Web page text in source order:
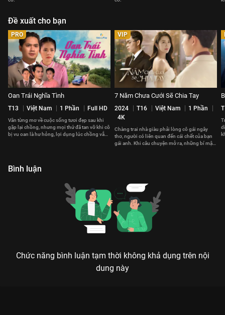
Đề xuất cho bạn
PRO
Oan Trái Nghĩa Tình
T13 Việt Nam 1 Phần Full HD
Vân từng mơ về cuộc sống tươi đẹp sau khi
gặp lại chồng, nhưng mọi thứ đã tan vỡ khi cô
bị vu oan là hư hỏng, lợi dụng lúc chồng vắng
VIP
7 Năm Chưa Cưới Sẽ Chia Tay
2024 T16 Việt Nam
1 Phần
4K
Chàng trai nhà giàu phải lòng cô gái ngây
thơ, người có liên quan đến cái chết của bạn
gái anh. Khi câu chuyện mở ra, những bí mật
Bình luận
Chức năng bình luận tạm thời không khả dụng trên nội
dung này